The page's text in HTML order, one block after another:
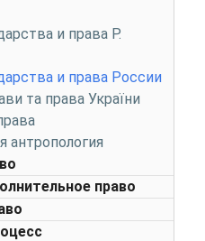
и права Р.
и права России
та права України
антропология
право